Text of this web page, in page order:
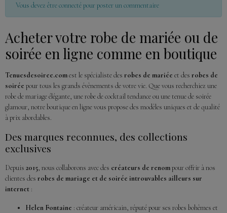
Vous devez être connecté pour poster un commentaire
Acheter votre robe de mariée ou de
soirée en ligne comme en boutique
Tenuesdesoiree.comest le spécialiste des robes de mariée et des robes de
soirée pour tous les grands évènements de votre vie. Que vous recherchiez une
robe de mariage élégante, une robe de cocktail tendance ou une tenue de soirée
glamour, notre boutique en ligne vous propose des modèles uniques et de qualité
à prix abordables.
Des marques reconnues, des collections
exclusives
Depuis 2015, nous collaborons avec des créateurs de renompour offrir à nos
clientes des robes de mariage et de soirée introuvables ailleurs sur
internet :
Helen Fontaine : créateur américain, réputé pour ses robes bohèmes et